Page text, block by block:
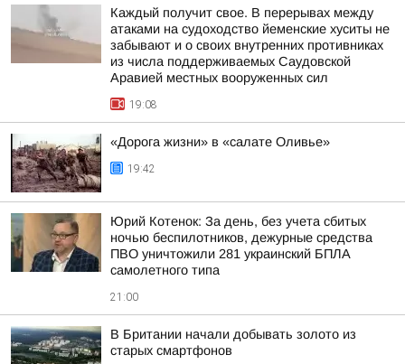
Каждый получит свое. В перерывах между
атаками на судоходство йеменские хуситы не
забывают и о своих внутренних противниках
из числа поддерживаемых Саудовской
Аравией местных вооруженных сил
19:08
«Дорога жизни» в «салате Оливье»
19:42
Юрий Котенок: За день, без учета сбитых
ночью беспилотников, дежурные средства
ПВО уничтожили 281 украинский БПЛА
самолетного типа
21:00
В Британии начали добывать золото из
старых смартфонов